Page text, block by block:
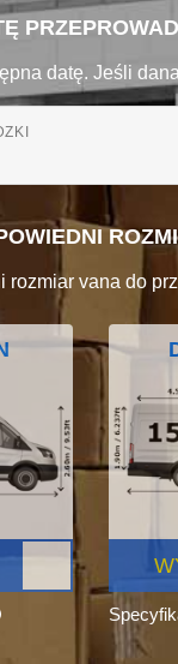
datę. Jeśli
rozmiar vana do